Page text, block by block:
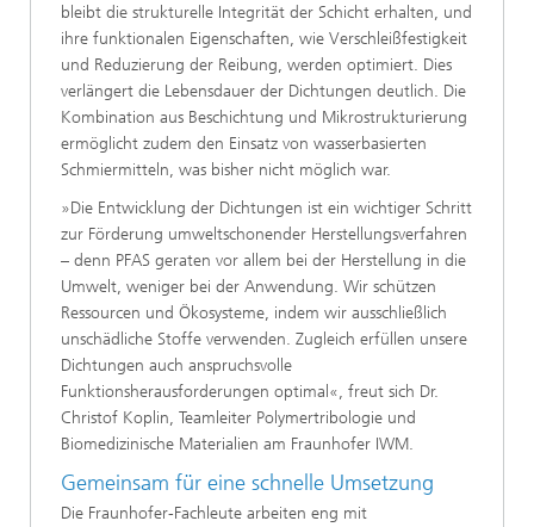
bleibt die strukturelle Integrität der Schicht erhalten, und
ihre funktionalen Eigenschaften, wie Verschleißfestigkeit
und Reduzierung der Reibung, werden optimiert. Dies
verlängert die Lebensdauer der Dichtungen deutlich. Die
Kombination aus Beschichtung und Mikrostrukturierung
ermöglicht zudem den Einsatz von wasserbasierten
Schmiermitteln, was bisher nicht möglich war.
»Die Entwicklung der Dichtungen ist ein wichtiger Schritt
zur Förderung umweltschonender Herstellungsverfahren
– denn PFAS geraten vor allem bei der Herstellung in die
Umwelt, weniger bei der Anwendung. Wir schützen
Ressourcen und Ökosysteme, indem wir ausschließlich
unschädliche Stoffe verwenden. Zugleich erfüllen unsere
Dichtungen auch anspruchsvolle
Funktionsherausforderungen optimal«, freut sich Dr.
Christof Koplin, Teamleiter Polymertribologie und
Biomedizinische Materialien am Fraunhofer IWM.
Gemeinsam für eine schnelle Umsetzung
Die Fraunhofer-Fachleute arbeiten eng mit